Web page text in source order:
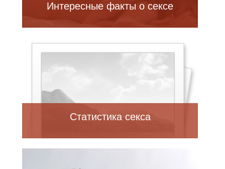
Интересные факты о сексе
Статистика секса